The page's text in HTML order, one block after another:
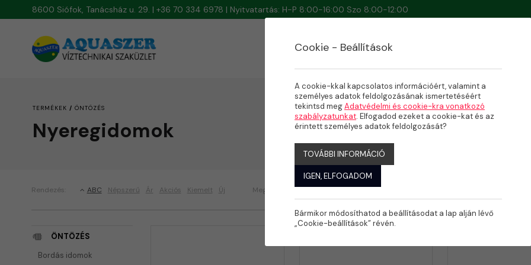
8600 Siófok, Tanácsház u. 29. | +36 70 334 6978 | Nyitvatartás: H-P 8:00-16:00 Szo 8:00-12:00
TERMÉKEK /ÖNTÖZÉS
Nyeregidomok
Rendezés: ABC Népszerű Ár Akciós Kiemelt Új Megjelenítve: 1-24 Összesen: 30 Termék
ÖNTÖZÉS
Bordás idomok
Cookie - Beállítások
A cookie-kkal kapcsolatos információért, valamint a
személyes adatok feldolgozásának ismertetéséért
tekintsd megAdatvédelmi és cookie-kra vonatkozó
szabályzatunkat. Elfogadod ezeket a cookie-kat és az
érintett személyes adatok feldolgozását?
TOVÁBBI INFORMÁCIÓ
IGEN, ELFOGADOM
Bármikor módosíthatod a beállításodat a lap alján lévő
„Cookie-beállítások” révén.